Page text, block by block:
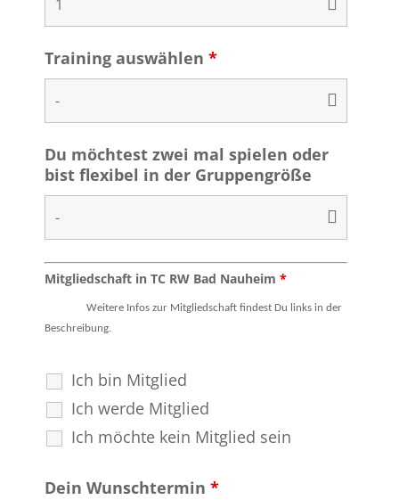
Training auswählen *
Du möchtest zwei mal spielen oder
bist flexibel in der Gruppengröße
Mitgliedschaft in TC RW Bad Nauheim *
Ich bin Mitglied
Ich werde Mitglied
Ich möchte kein Mitglied sein
Weitere Infos zur Mitgliedschaft findest Du links in der
Beschreibung.
Dein Wunschtermin *